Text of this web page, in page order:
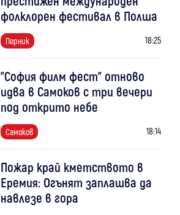
фолклорен фестивал в Полша
Перник 18:25
"София филм фест" отново
идва в Самоков с три вечери
под открито небе
Самоков 18:14
Пожар край кметството в
Еремия: Огънят заплашва да
навлезе в гора